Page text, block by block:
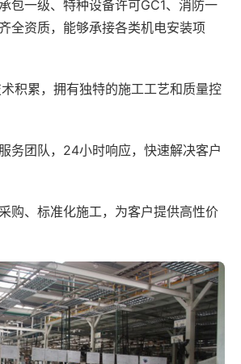
包一级、特种设备许可GC1、消防一
全资质，能够承接各类机电安装项
积累，拥有独特的施工工艺和质量控
务团队，24小时响应，快速解决客户
购、标准化施工，为客户提供高性价